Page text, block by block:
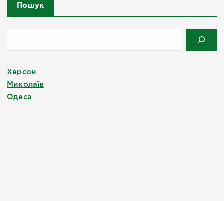
Пошук
Херсон
Миколаїв
Одеса